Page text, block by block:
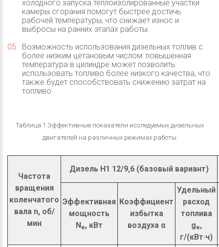
холодного запуска теплоизолированные участки
камеры сгорания помогут быстрее достичь
рабочей температуры, что снижает износ и
выбросы на ранних этапах работы.
Возможность использования дизельных топлив с
более низким цетановым числом: повышенная
температура в цилиндре может позволить
использовать топливо более низкого качества, что
также будет способствовать снижению затрат на
топливо.
Таблица 1 Эффективные показатели исследуемых дизельных
двигателей на различных режимах работы
Частота
вращения
коленчатого
вала n, об/
мин
Дизель H1 12/9,6 (базовый вариант)
Эффективная
мощность
N e, кВт
Коэффициент
избытка
воздуха α
Удельный
расход
топлива
ge,
г/(кВт·ч)